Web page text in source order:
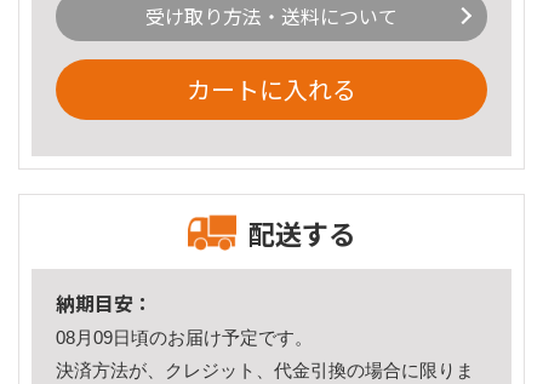
受け取り方法・送料について
カートに入れる
配送する
納期目安：
08月09日頃のお届け予定です。
決済方法が、クレジット、代金引換の場合に限りま